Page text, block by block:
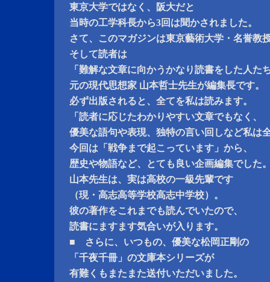
東京大学ではなく、阪大だと
当時の工学科長から3回は聞かされました。
さて、このマガジンは東京藝術大学・名誉教
そして読者は
「難解な文章に向かうかなり読書をした人た
元の現代思想家 山本哲士先生が編集長です。
必ず出版されると、全てを私は読みます。
「読者に応じたわかりやすい文章でもなく、
優美な語句や表現、独特の言い回しなど私は
今回は「戦争まで起こっています」から、
歴史や物語など、とても良い企画編集でした
山本先生は、実は高校の一級先輩です
（現・高志高等学校高志中学校）。
彼の著作をこれまでも読んでいたので、
読書にますます気合いが入ります。
■ さらに、いつもの、優美な松岡正剛の
「千夜千冊」の文庫本シリーズが
有難くもまたまた送付いただいました。